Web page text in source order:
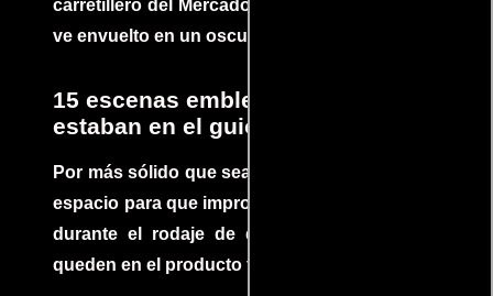
carretillero del Mercado 4 de Asunción que se
ve envuelto en un oscuro mundo de crimen
15 escenas emblemáticas que no
estaban en el guion
Por más sólido que sea un guión siempre hay
espacio para que improvisaciones que se dan
durante el rodaje de determinadas escenas
queden en el producto final.